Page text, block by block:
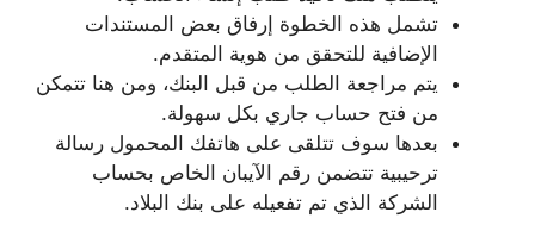
تشمل هذه الخطوة إرفاق بعض المستندات
الإضافية للتحقق من هوية المتقدم.
يتم مراجعة الطلب من قبل البنك، ومن هنا تتمكن
من فتح حساب جاري بكل سهولة.
بعدها سوف تتلقى على هاتفك المحمول رسالة
ترحيبية تتضمن رقم الآيبان الخاص بحساب
الشركة الذي تم تفعيله على بنك البلاد.